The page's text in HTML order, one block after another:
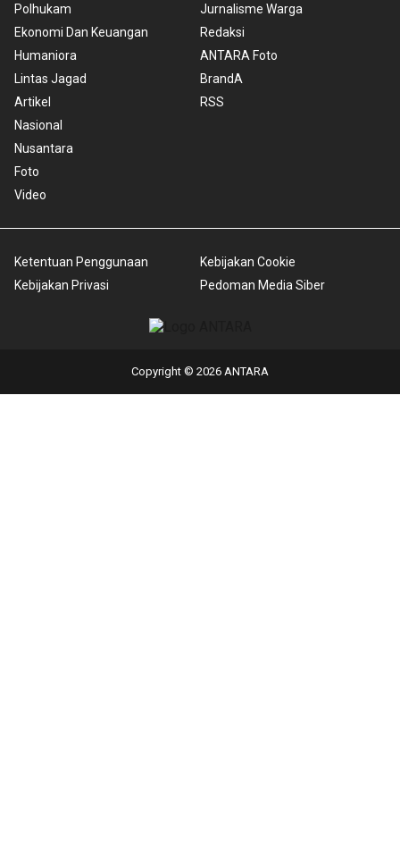
Polhukam
Ekonomi Dan Keuangan
Humaniora
Lintas Jagad
Artikel
Nasional
Nusantara
Foto
Video
Jurnalisme Warga
Redaksi
ANTARA Foto
BrandA
RSS
Ketentuan Penggunaan
Kebijakan Privasi
Kebijakan Cookie
Pedoman Media Siber
Copyright © 2026 ANTARA